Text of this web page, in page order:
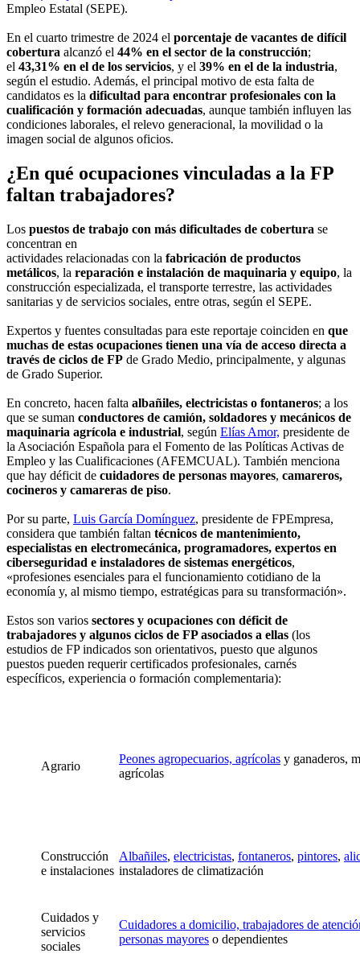
Empleo Estatal (SEPE).
En el cuarto trimestre de 2024 el porcentaje de vacantes de difícil
cobertura alcanzó el 44% en el sector de la construcción;
el 43,31% en el de los servicios, y el 39% en el de la industria,
según el estudio. Además, el principal motivo de esta falta de
candidatos es la dificultad para encontrar profesionales con la
cualificación y formación adecuadas, aunque también influyen las
condiciones laborales, el relevo generacional, la movilidad o la
imagen social de algunos oficios.
¿En qué ocupaciones vinculadas a la FP
faltan trabajadores?
Los puestos de trabajo con más dificultades de cobertura se
concentran en
actividades relacionadas con la fabricación de productos
metálicos, la reparación e instalación de maquinaria y equipo, la
construcción especializada, el transporte terrestre, las actividades
sanitarias y de servicios sociales, entre otras, según el SEPE.
Expertos y fuentes consultadas para este reportaje coinciden en que
muchas de estas ocupaciones tienen una vía de acceso directa a
través de ciclos de FP de Grado Medio, principalmente, y algunas
de Grado Superior.
En concreto, hacen falta albañiles, electricistas o fontaneros; a los
que se suman conductores de camión, soldadores y mecánicos de
maquinaria agrícola e industrial, según Elías Amor, presidente de
la Asociación Española para el Fomento de las Políticas Activas de
Empleo y las Cualificaciones (AFEMCUAL). También menciona
que hay déficit de cuidadores de personas mayores, camareros,
cocineros y camareras de piso.
Por su parte, Luis García Domínguez, presidente de FPEmpresa,
considera que también faltan técnicos de mantenimiento,
especialistas en electromecánica, programadores, expertos en
ciberseguridad e instaladores de sistemas energéticos,
«profesiones esenciales para el funcionamiento cotidiano de la
economía y, al mismo tiempo, estratégicas para su transformación».
Estos son varios sectores y ocupaciones con déficit de
trabajadores y algunos ciclos de FP asociados a ellas (los
estudios de FP indicados son orientativos, puesto que algunos
puestos pueden requerir certificados profesionales, carnés
específicos, experiencia o formación complementaria):
Agrario
Peones agropecuarios, agrícolas y ganaderos,
agrícolas
Construcción
e instalaciones
Albañiles, electricistas, fontaneros, pintores,
instaladores de climatización
Cuidados y
servicios
sociales
Cuidadores a domicilio, trabajadores de
personas mayores o dependientes